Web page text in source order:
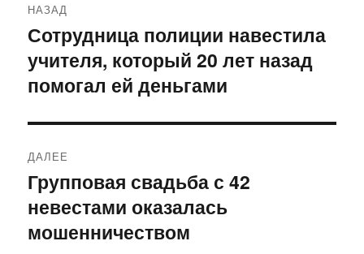
по
записям
НАЗАД
Предыдущая
запись:
Сотрудница полиции навестила
учителя, который 20 лет назад
помогал ей деньгами
ДАЛЕЕ
Следующая
запись:
Групповая свадьба с 42
невестами оказалась
мошенничеством